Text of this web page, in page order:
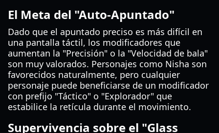
El Meta del "Auto-Apuntado"
Dado que el apuntado preciso es más difícil en
una pantalla táctil, los modificadores que
aumentan la "Precisión" o la "Velocidad de bala"
son muy valorados. Personajes como Nisha son
favorecidos naturalmente, pero cualquier
personaje puede beneficiarse de un modificador
con prefijo "Táctico" o "Explorador" que
estabilice la retícula durante el movimiento.
Supervivencia sobre el "Glass